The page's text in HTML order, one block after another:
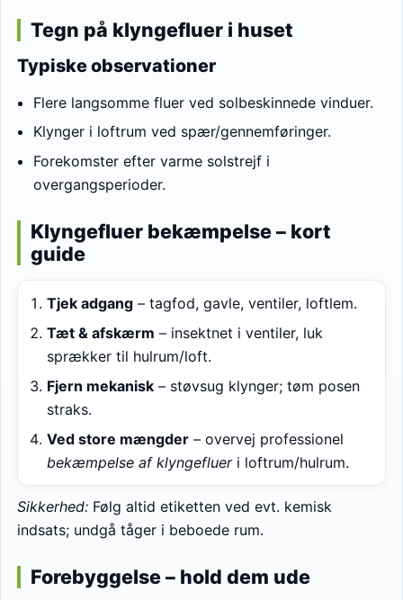
Tegn på klyngefluer i huset
Typiske observationer
Flere langsomme fluer ved solbeskinnede vinduer.
Klynger i loftrum ved spær/gennemføringer.
Forekomster efter varme solstrejf i
overgangsperioder.
Klyngefluer bekæmpelse – kort
guide
Tjek adgang – tagfod, gavle, ventiler, loftlem.
Tæt & afskærm – insektnet i ventiler, luk
sprækker til hulrum/loft.
Fjern mekanisk – støvsug klynger; tøm posen
straks.
Ved store mængder – overvej professionel
bekæmpelse af klyngeflueri loftrum/hulrum.
Sikkerhed:Følg altid etiketten ved evt. kemisk
indsats; undgå tåger i beboede rum.
Forebyggelse – hold dem ude